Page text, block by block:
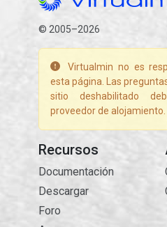
© 2005–2026
Virtualmin no es
esta página. Las
sitio deshabilitado
proveedor de alojamiento.
Recursos
Documentación
Descargar
Foro